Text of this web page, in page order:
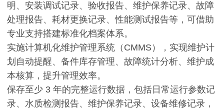
明、安装调试记录、验收报告、维护保养记录、故障
处理报告、耗材更换记录、性能测试报告等，可借助
专业支持搭建标准化档案体系。
实施计算机化维护管理系统（CMMS），实现维护计
划自动提醒、备件库存管理、故障统计分析、维护成
本核算，提升管理效率。
保存至少 3 年的完整运行数据，包括日常运行参数记
录、水质检测报告、维护保养记录、设备维修记录，